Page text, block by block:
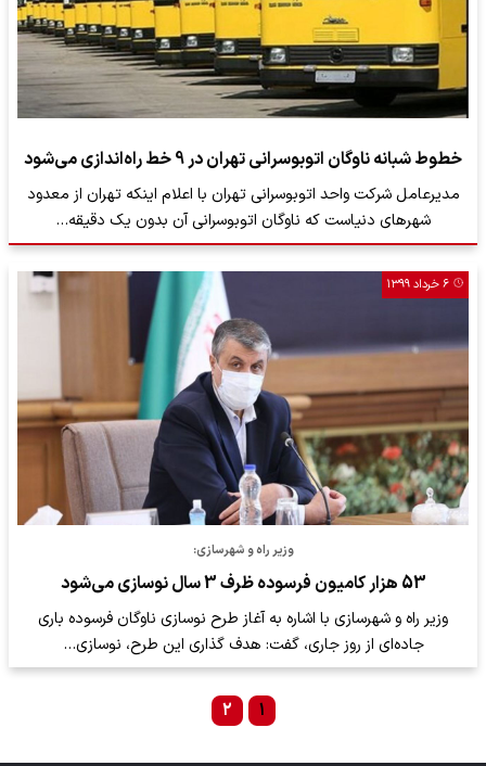
خطوط شبانه ناوگان اتوبوسرانی تهران در 9 خط راه‌اندازی می‌شود
مدیرعامل شرکت واحد اتوبوسرانی تهران با اعلام اینکه تهران از معدود
شهرهای دنیاست که ناوگان اتوبوسرانی آن بدون یک دقیقه…
۶ خرداد ۱۳۹۹
وزیر راه و شهرسازی:
53 هزار کامیون فرسوده ظرف 3 سال نوسازی می‌شود
وزیر راه و شهرسازی با اشاره به آغاز طرح نوسازی ناوگان فرسوده باری
جاده‌ای از روز جاری، گفت: هدف گذاری این طرح، نوسازی…
۱ ۲